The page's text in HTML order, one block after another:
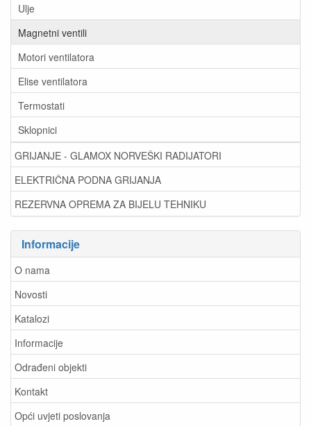
Ulje
Magnetni ventili
Motori ventilatora
Elise ventilatora
Termostati
Sklopnici
GRIJANJE - GLAMOX NORVEŠKI RADIJATORI
ELEKTRIČNA PODNA GRIJANJA
REZERVNA OPREMA ZA BIJELU TEHNIKU
Informacije
O nama
Novosti
Katalozi
Informacije
Odrađeni objekti
Kontakt
Opći uvjeti poslovanja